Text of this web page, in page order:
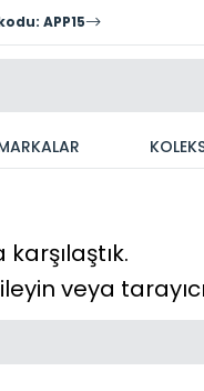
APP15
veya